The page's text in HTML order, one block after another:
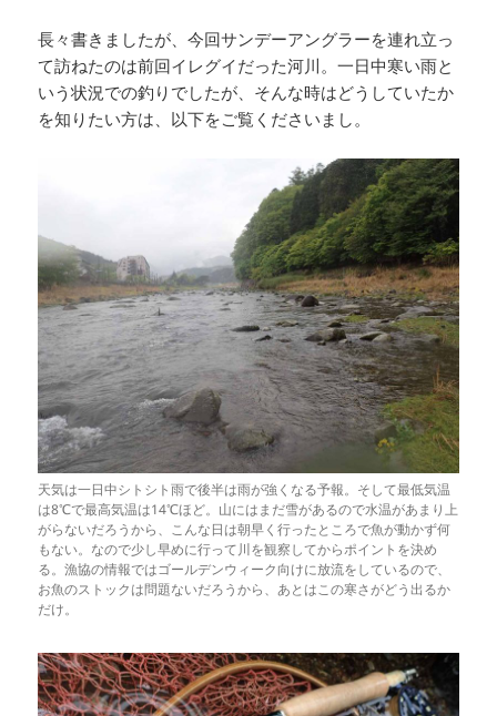
長々書きましたが、今回サンデーアングラーを連れ立っ
て訪ねたのは前回イレグイだった河川。一日中寒い雨と
いう状況での釣りでしたが、そんな時はどうしていたか
を知りたい方は、以下をご覧くださいまし。
天気は一日中シトシト雨で後半は雨が強くなる予報。そして最低気温
は8℃で最高気温は14℃ほど。山にはまだ雪があるので水温があまり上
がらないだろうから、こんな日は朝早く行ったところで魚が動かず何
もない。なので少し早めに行って川を観察してからポイントを決め
る。漁協の情報ではゴールデンウィーク向けに放流をしているので、
お魚のストックは問題ないだろうから、あとはこの寒さがどう出るか
だけ。